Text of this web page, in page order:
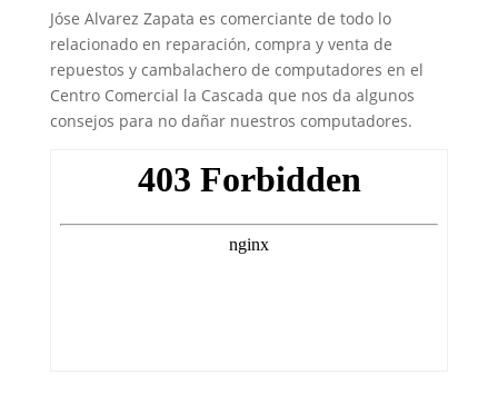
Jóse Alvarez Zapata es comerciante de todo lo
relacionado en reparación, compra y venta de
repuestos y cambalachero de computadores en el
Centro Comercial la Cascada que nos da algunos
consejos para no dañar nuestros computadores.